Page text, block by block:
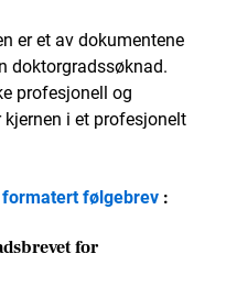
er et av dokumentene
doktorgradssøknad.
profesjonell og
i et profesjonelt
følgebrev :
for